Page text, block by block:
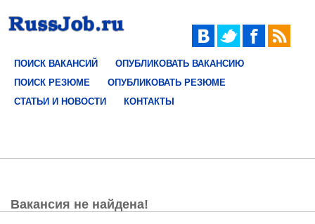
ПОИСК ВАКАНСИЙ
ОПУБЛИКОВАТЬ ВАКАНСИЮ
ПОИСК РЕЗЮМЕ
ОПУБЛИКОВАТЬ РЕЗЮМЕ
СТАТЬИ И НОВОСТИ
КОНТАКТЫ
Вакансия не найдена!